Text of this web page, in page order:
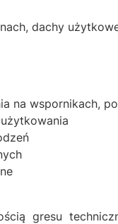
dachy
na wspornikach,
gresu